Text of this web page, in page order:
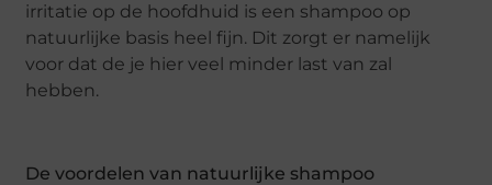
irritatie op de hoofdhuid is een shampoo op
natuurlijke basis heel fijn. Dit zorgt er namelijk
voor dat de je hier veel minder last van zal
hebben.
De voordelen van natuurlijke shampoo